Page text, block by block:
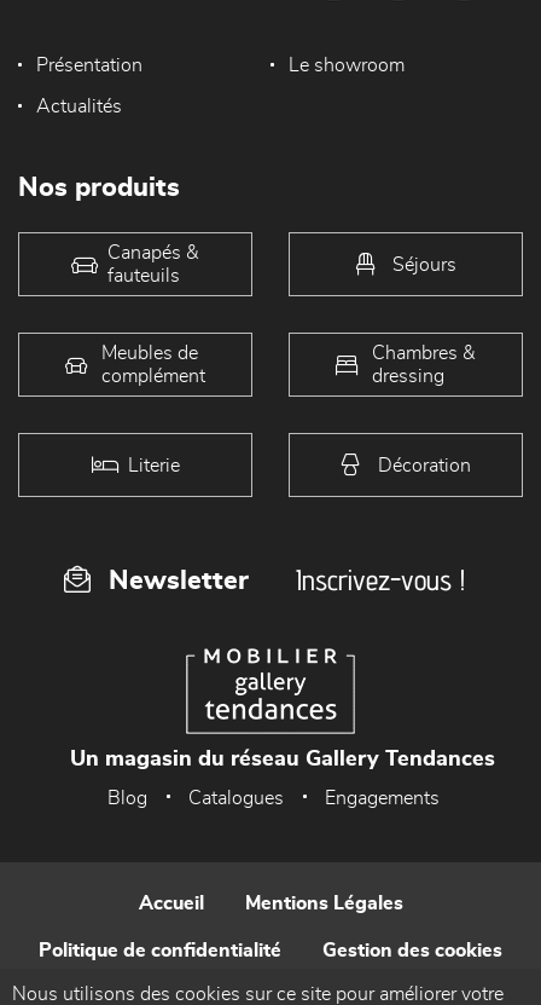
Présentation Le showroom
Actualités
Nos produits
Canapés &
fauteuils
Séjours
Meubles de
complément
Chambres &
dressing
Literie Décoration
Newsletter Inscrivez-vous !
Un magasin du réseau Gallery Tendances
Blog Catalogues Engagements
Accueil Mentions Légales
Politique de confidentialité Gestion des cookies
Contact
Nous utilisons des cookies sur ce site pour améliorer votre